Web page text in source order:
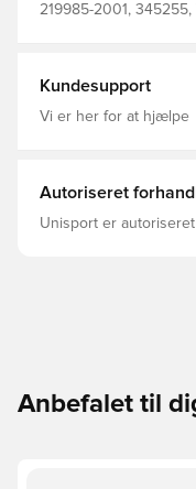
100% genanvendt
219985-2001,
Kundesupport
Vi er her for at hjælpe
Autoriseret
Unisport er
Anbefalet til